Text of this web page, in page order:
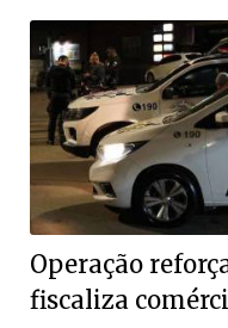
Operação
fiscaliza